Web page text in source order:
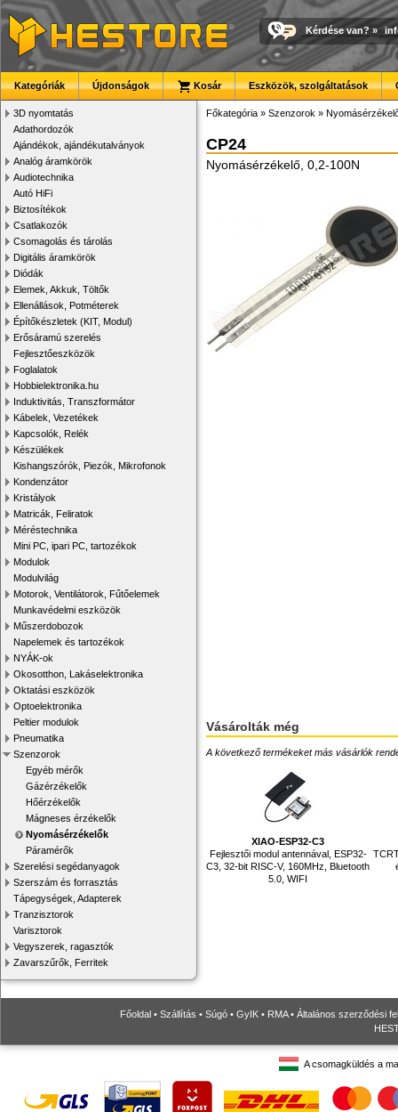
Kérdése van? »
Kategóriák Újdonságok Kosár Eszközök, szolgáltatások
3D nyomtatás
Adathordozók
Ajándékok, ajándékutalványok
Analóg áramkörök
Audiotechnika
Autó HiFi
Biztosítékok
Csatlakozók
Csomagolás és tárolás
Digitális áramkörök
Diódák
Elemek, Akkuk, Töltők
Ellenállások, Potméterek
Építőkészletek (KIT, Modul)
Erősáramú szerelés
Fejlesztőeszközök
Foglalatok
Hobbielektronika.hu
Induktivitás, Transzformátor
Kábelek, Vezetékek
Kapcsolók, Relék
Készülékek
Kishangszórók, Piezók, Mikrofonok
Kondenzátor
Kristályok
Matricák, Feliratok
Méréstechnika
Mini PC, ipari PC, tartozékok
Modulok
Modulvilág
Motorok, Ventilátorok, Fűtőelemek
Munkavédelmi eszközök
Műszerdobozok
Napelemek és tartozékok
NYÁK-ok
Okosotthon, Lakáselektronika
Oktatási eszközök
Optoelektronika
Peltier modulok
Pneumatika
Szenzorok
Egyéb mérők
Gázérzékelők
Hőérzékelők
Mágneses érzékelők
Nyomásérzékelők
Páramérők
Szerelési segédanyagok
Szerszám és forrasztás
Tápegységek, Adapterek
Tranzisztorok
Varisztorok
Vegyszerek, ragasztók
Zavarszűrők, Ferritek
Főkategória » Szenzorok »
CP24
Nyomásérzékelő, 0,2-100N
Vásárolták még
A következő termékeket más vásárlók
XIAO-ESP32-C3
Fejlesztői modul antennával, ESP32-
C3, 32-bit RISC-V, 160MHz, Bluetooth
5.0, WIFI
Főoldal • Szállítás • Súgó • GyIK • RMA• Általános szerződési
A csomagküldés a